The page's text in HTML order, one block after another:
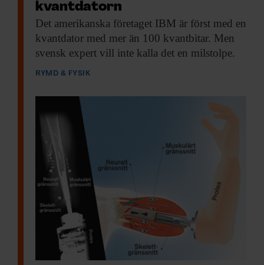
kvantdatorn
Det amerikanska företaget IBM är först med en
kvantdator med mer än 100 kvantbitar. Men
svensk expert vill inte kalla det en milstolpe.
RYMD & FYSIK